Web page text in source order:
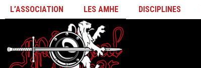
L’ASSOCIATION LES AMHE DISCIPLINES